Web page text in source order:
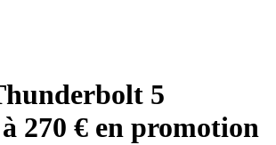
5
270 € en promotion